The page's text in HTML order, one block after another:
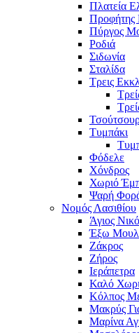
Πλατεία
Προφήτης
Πύργος
Ροδιά
Σιδωνία
Σταλίδα
Τρεις
Τυμπάκι
Φόδελε
Χόνδρος
Χωριό
Ψαρή
Νομός Λασιθίου
Άγιος
Έξω
Ζάκρος
Ζήρος
Ιεράπετρα
Καλό
Κόλπος
Μακρύς
Μαρίνα